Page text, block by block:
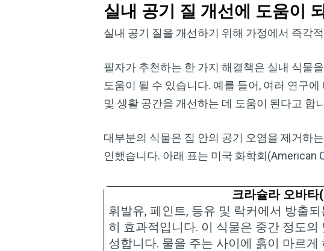
실내 공기 질 개선에 도움이
실내 공기 질을 개선하기 위해 가정에서 즉각
필자가 추천하는 한 가지 해결책은 실내 식물
도움이 될 수 있습니다. 예를 들어, 여러 연구
및 생활 공간을 개선하는 데 도움이 된다고 합
대부분의 식물은 집 안의 공기 오염을 제거하
인했습니다. 아래 표는 미국 화학회
크라슐라 오바타(
휘발유,페인트, 등유 및 락커에서 방출
히 효과적입니다. 이 식물은 중간 정도의
성합니다. 물을 주는 사이에 흙이 마르게